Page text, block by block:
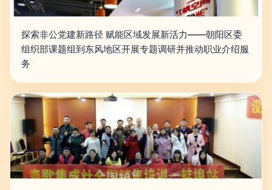
探索非公党建新路径 赋能区域发展新活力——朝阳区委
组织部课题组到东风地区开展专题调研并推动职业介绍服
务